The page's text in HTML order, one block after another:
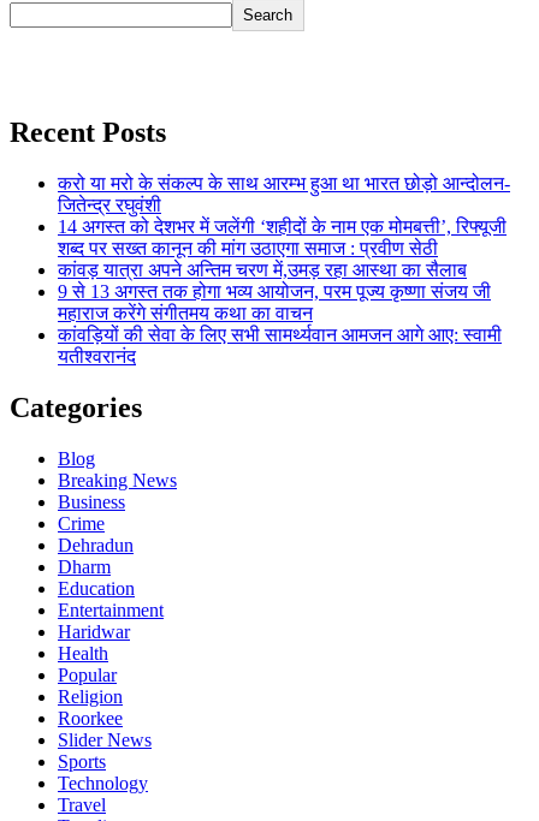
Search
Recent Posts
करो या मरो के संकल्प के साथ आरम्भ हुआ था भारत छोड़ो आन्दोलन-
जितेन्द्र रघुवंशी
14 अगस्त को देशभर में जलेंगी ‘शहीदों के नाम एक मोमबत्ती’, रिफ्यूजी
शब्द पर सख्त कानून की मांग उठाएगा समाज : प्रवीण सेठी
कांवड़ यात्रा अपने अन्तिम चरण में,उमड़ रहा आस्था का सैलाब
9 से 13 अगस्त तक होगा भव्य आयोजन, परम पूज्य कृष्णा संजय जी
महाराज करेंगे संगीतमय कथा का वाचन
कांवड़ियों की सेवा के लिए सभी सामर्थ्यवान आमजन आगे आए: स्वामी
यतीश्वरानंद
Categories
Blog
Breaking News
Business
Crime
Dehradun
Dharm
Education
Entertainment
Haridwar
Health
Popular
Religion
Roorkee
Slider News
Sports
Technology
Travel